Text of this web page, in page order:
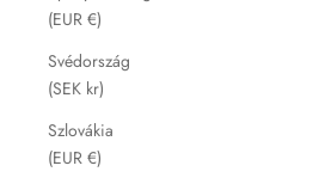
(EUR €)
Svédország
(SEK kr)
Szlovákia
(EUR €)